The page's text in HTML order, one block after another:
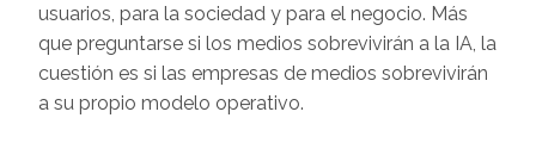
usuarios, para la sociedad y para el negocio. Más
que preguntarse si los medios sobrevivirán a la IA, la
cuestión es si las empresas de medios sobrevivirán
a su propio modelo operativo.